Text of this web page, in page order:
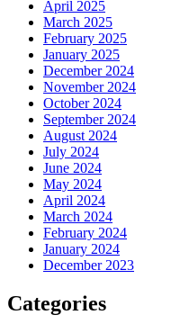
April 2025
March 2025
February 2025
January 2025
December 2024
November 2024
October 2024
September 2024
August 2024
July 2024
June 2024
May 2024
April 2024
March 2024
February 2024
January 2024
December 2023
Categories